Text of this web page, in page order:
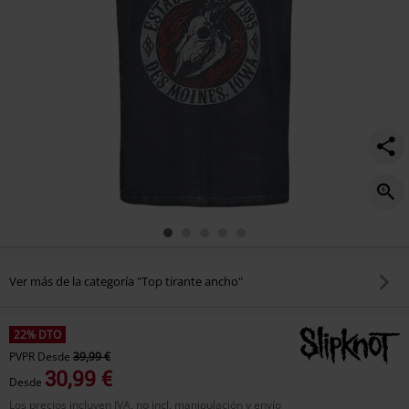
Ver más de la categoría "Top tirante ancho"
22% DTO
PVPR Desde 39,99 €
Desde 30,99 €
Los precios incluyen IVA, no incl. manipulación y envío